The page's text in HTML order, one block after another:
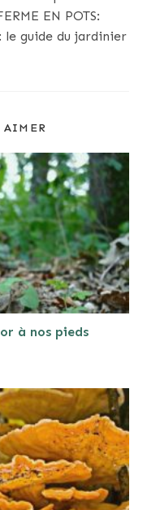
EN POTS:
le guide du jardinier
AIMER
à nos pieds